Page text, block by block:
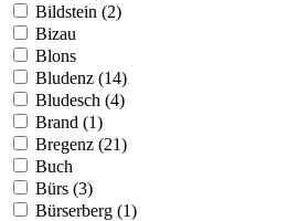
Bildstein (2)
Bizau
Blons
Bludenz (14)
Bludesch (4)
Brand (1)
Bregenz (21)
Buch
Bürs (3)
Bürserberg (1)